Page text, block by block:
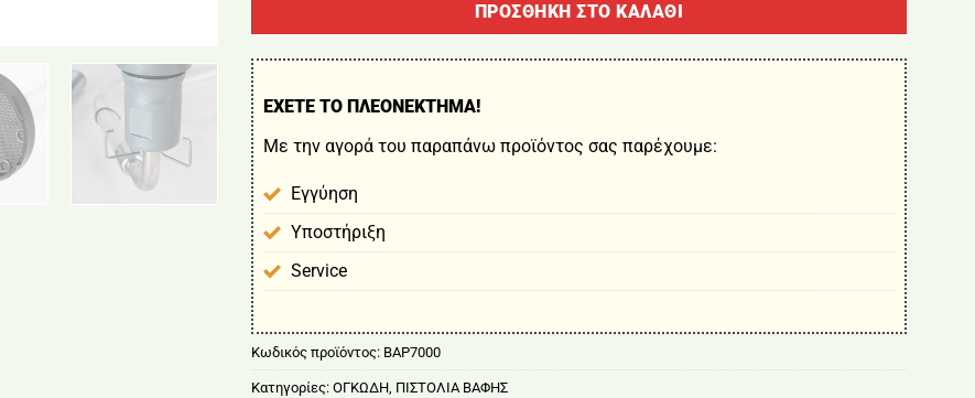
ΠΡΟΣΘΉΚΗ ΣΤΟ ΚΑΛΆΘΙ
ΕΧΕΤΕ ΤΟ ΠΛΕΟΝΕΚΤΗΜΑ!
Με την αγορά του παραπάνω προϊόντος σας παρέχουμε:
Εγγύηση
Υποστήριξη
Service
Κωδικός προϊόντος: BAP7000
Κατηγορίες: ΟΓΚΩΔΗ, ΠΙΣΤΟΛΙΑ ΒΑΦΗΣ